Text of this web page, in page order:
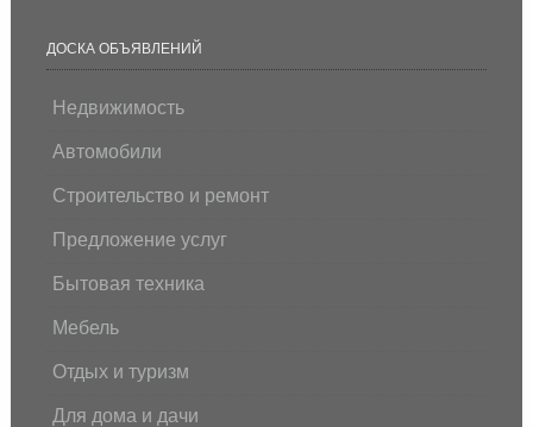
ДОСКА ОБЪЯВЛЕНИЙ
Недвижимость
Автомобили
Строительство и ремонт
Предложение услуг
Бытовая техника
Мебель
Отдых и туризм
Для дома и дачи